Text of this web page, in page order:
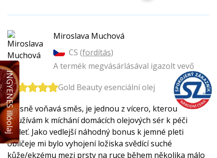
Miroslava Muchová
CS (fordítás)
A termék megvásárlásával igazolt vevő
Gold Beauty esenciální olej
Krásně voňavá směs, je jednou z vícero, kterou
používám k míchání domácích olejových sér k péči
o pleť. Jako vedlejší náhodný bonus k jemné pleti
obličeje mi bylo vyhojení ložiska svědící suché
kůže/ekzému mezi prsty na ruce během několika málo
INGYENES illóolaj